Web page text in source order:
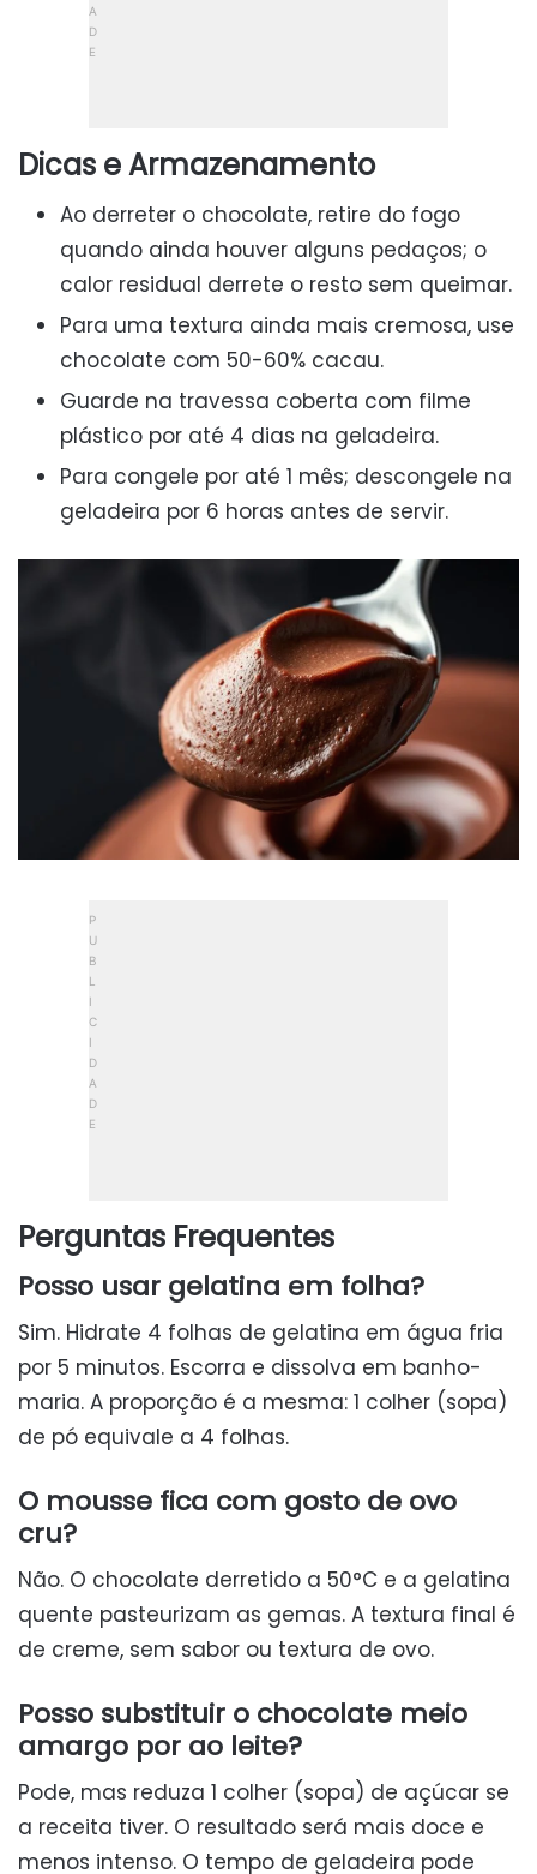
Dicas e Armazenamento
Ao derreter o chocolate, retire do fogo
quando ainda houver alguns pedaços; o
calor residual derrete o resto sem queimar.
Para uma textura ainda mais cremosa, use
chocolate com 50-60% cacau.
Guarde na travessa coberta com filme
plástico por até 4 dias na geladeira.
Para congele por até 1 mês; descongele na
geladeira por 6 horas antes de servir.
Perguntas Frequentes
Posso usar gelatina em folha?
Sim. Hidrate 4 folhas de gelatina em água fria
por 5 minutos. Escorra e dissolva em banho-
maria. A proporção é a mesma: 1 colher (sopa)
de pó equivale a 4 folhas.
O mousse fica com gosto de ovo
cru?
Não. O chocolate derretido a 50°C e a gelatina
quente pasteurizam as gemas. A textura final é
de creme, sem sabor ou textura de ovo.
Posso substituir o chocolate meio
amargo por ao leite?
Pode, mas reduza 1 colher (sopa) de açúcar se
a receita tiver. O resultado será mais doce e
menos intenso. O tempo de geladeira pode